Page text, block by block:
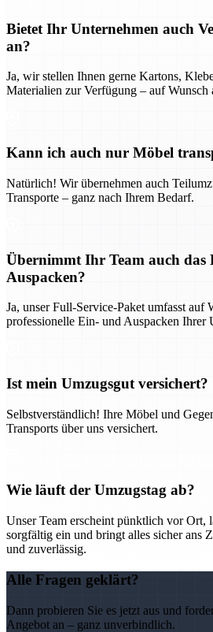
Bietet Ihr Unternehmen auch
an?
Ja, wir stellen Ihnen gerne Kartons,
Materialien zur Verfügung – auf Wunsch
Kann ich auch nur Möbel
Natürlich! Wir übernehmen auch
Transporte – ganz nach Ihrem Bedarf.
Übernimmt Ihr Team auch das
Auspacken?
Ja, unser Full-Service-Paket umfasst auf
professionelle Ein- und Auspacken Ihrer
Ist mein Umzugsgut versichert?
Selbstverständlich! Ihre Möbel und
Transports über uns versichert.
Wie läuft der Umzugstag ab?
Unser Team erscheint pünktlich vor Ort,
sorgfältig ein und bringt alles sicher ans
und zuverlässig.
Alle Fragen geklärt?
Dann probieren Sie es jetzt aus und
Angebot an – ganz unverbindlich.